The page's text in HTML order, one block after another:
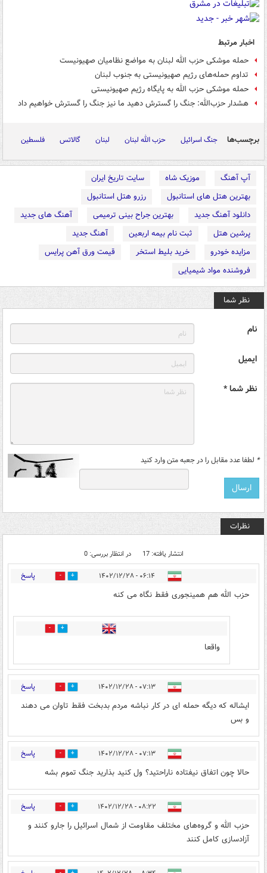
اخبار مرتبط
حمله موشکی حزب الله لبنان به مواضع نظامیان صهیونیست
تداوم حمله‌های رژیم صهیونیستی به جنوب لبنان
حمله موشکی حزب الله به پایگاه رژیم صهیونیستی
هشدار حزب‌الله: جنگ را گسترش دهید ما نیز جنگ را گسترش خواهیم داد
برچسب‌ها جنگ اسرائیل حزب الله لبنان لبنان گالاتس فلسطین
آپ آهنگ موزیک شاه
سایت تاریخ ایران
بهترین هتل های استانبول
رزرو هتل استانبول
دانلود آهنگ جدید
بهترین جراح بینی ترمیمی
آهنگ های جدید
پرشین هتل
ثبت نام بیمه اربعین
آهنگ جدید
مزایده خودرو
خرید بلیط استخر
قیمت ورق آهن پرایس
فروشنده مواد شیمیایی
نظر شما
نام
ایمیل
نظر شما *
* لطفا عدد مقابل را در جعبه متن وارد کنید
نظرات
انتشار یافته: 17 در انتظار بررسی: 0
۰۶:۱۴ - ۱۴۰۲/۱۲/۲۸ 3 پاسخ
حزب الله هم همینجوری فقط نگاه می کنه
1
واقعا
۰۷:۱۳ - ۱۴۰۲/۱۲/۲۸ 10 پاسخ
ایشاله که دیگه حمله ای در کار نباشه مردم بدبخت فقط تاوان می دهند
و بس
۰۷:۱۳ - ۱۴۰۲/۱۲/۲۸ 5 پاسخ
حالا چون اتفاق نیفتاده ناراحتید؟ ول کنید بذارید جنگ تموم بشه
۰۸:۲۲ - ۱۴۰۲/۱۲/۲۸ 2 پاسخ
حزب الله و گروه‌های مختلف مقاومت از شمال اسرائیل را جارو کنند و
آزادسازی کامل کنند